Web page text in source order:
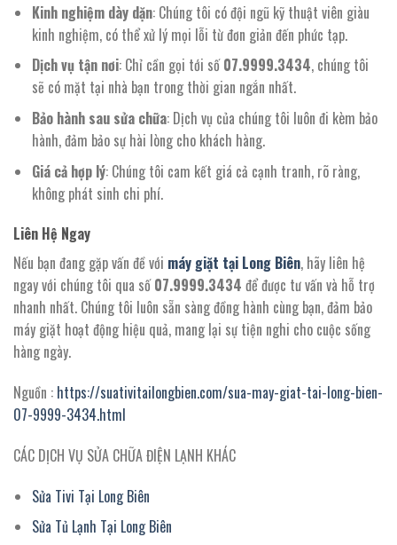
Kinh nghiệm dày dặn: Chúng tôi có đội ngũ kỹ thuật viên giàu
kinh nghiệm, có thể xử lý mọi lỗi từ đơn giản đến phức tạp.
Dịch vụ tận nơi: Chỉ cần gọi tới số07.9999.3434, chúng tôi
sẽ có mặt tại nhà bạn trong thời gian ngắn nhất.
Bảo hành sau sửa chữa: Dịch vụ của chúng tôi luôn đi kèm bảo
hành, đảm bảo sự hài lòng cho khách hàng.
Giá cả hợp lý: Chúng tôi cam kết giá cả cạnh tranh, rõ ràng,
không phát sinh chi phí.
Liên Hệ Ngay
Nếu bạn đang gặp vấn đề với máy giặt tại Long Biên, hãy liên hệ
ngay với chúng tôi qua số07.9999.3434 để được tư vấn và hỗ trợ
nhanh nhất. Chúng tôi luôn sẵn sàng đồng hành cùng bạn, đảm bảo
máy giặt hoạt động hiệu quả, mang lại sự tiện nghi cho cuộc sống
hàng ngày.
Nguồn : https://suativitailongbien.com/sua-may-giat-tai-long-bien-
07-9999-3434.html
CÁC DỊCH VỤ SỬA CHỮA ĐIỆN LẠNH KHÁC
Sửa Tivi Tại Long Biên
Sửa Tủ Lạnh Tại Long Biên